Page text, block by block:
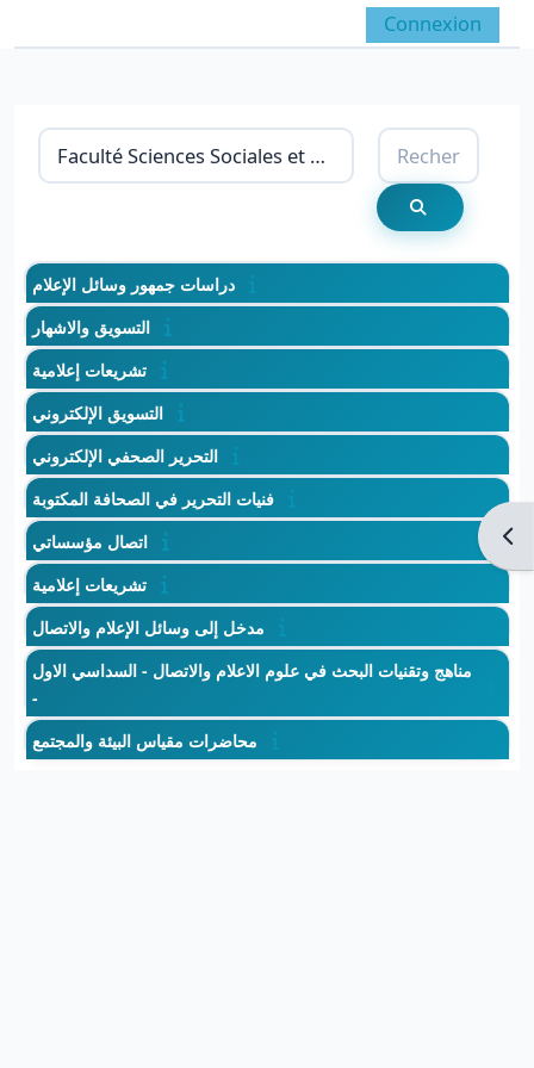
Panneau latéral
Activer/désactiver la
Connexion
Catégories de cours
Rechercher
دراسات جمهور وسائل الإعلام
التسويق والاشهار
تشريعات إعلامية
التسويق الإلكتروني
التحرير الصحفي الإلكتروني
فنيات التحرير في الصحافة المكتوبة
اتصال مؤسساتي
تشريعات إعلامية
مدخل إلى وسائل الإعلام والاتصال
مناهج وتقنيات البحث في علوم الاعلام والاتصال - السداسي الاول
-
محاضرات مقياس البيئة والمجتمع